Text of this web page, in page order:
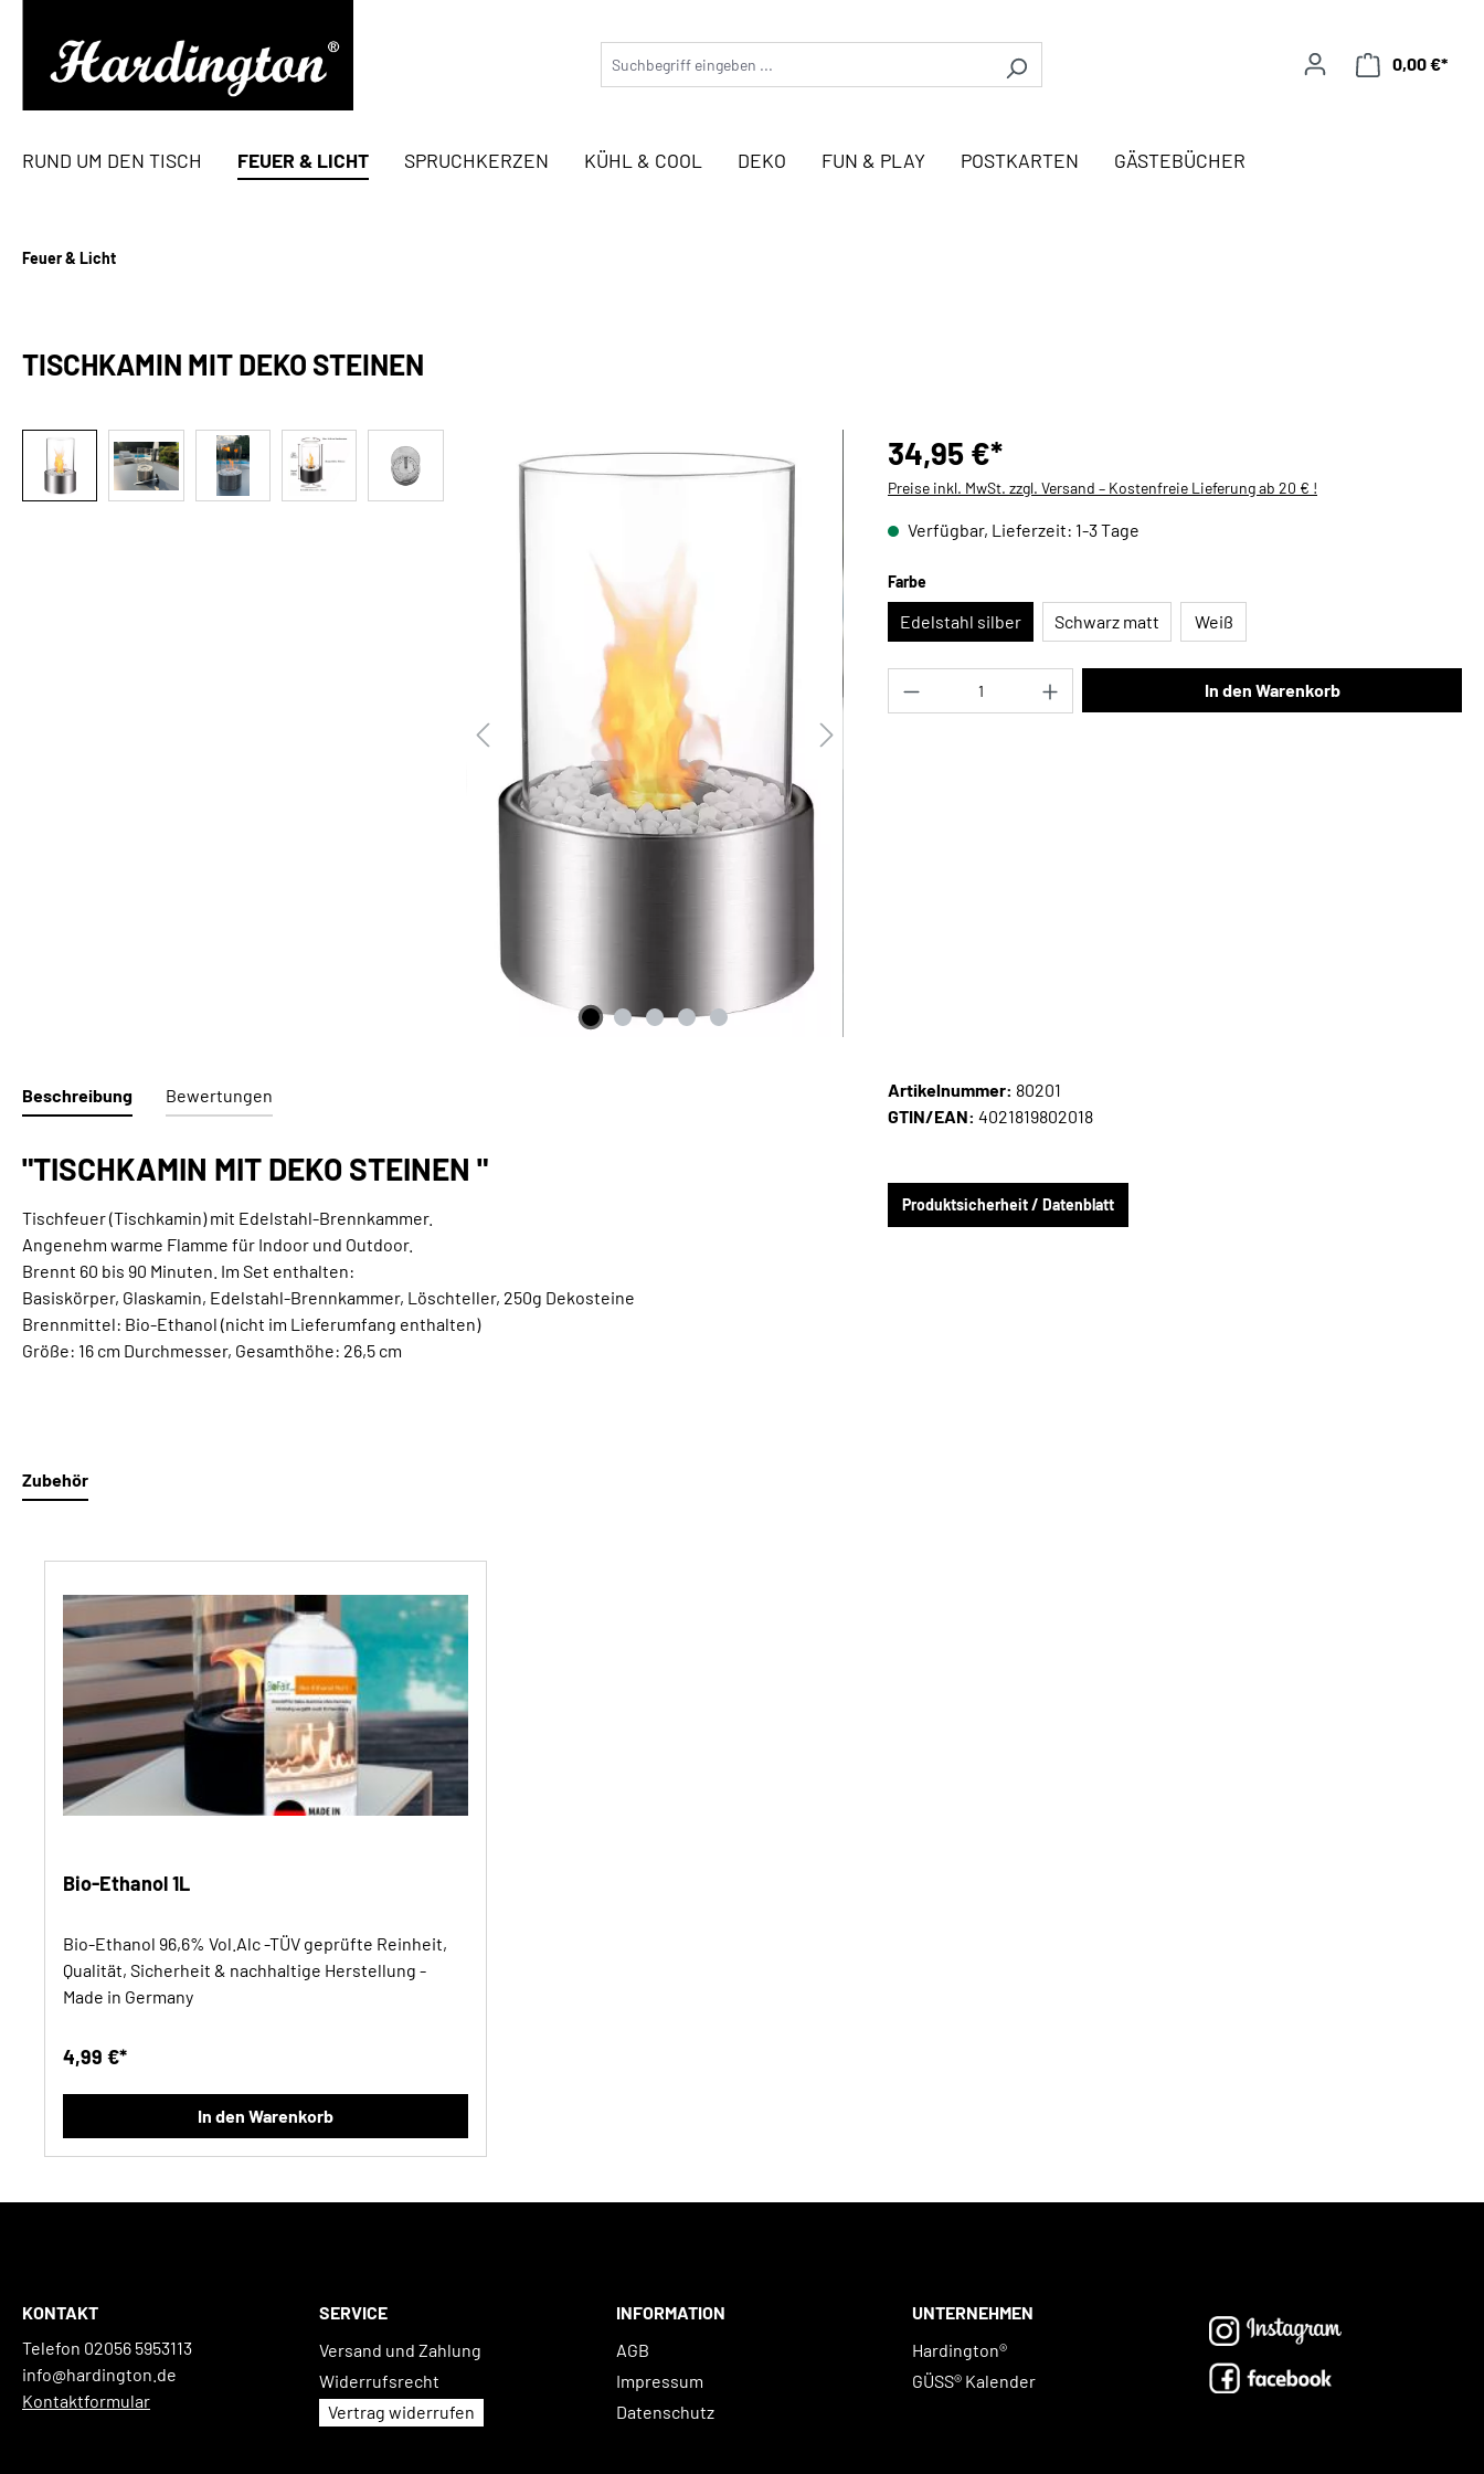
0,00 €*
RUND UM DEN TISCH FEUER & LICHT SPRUCHKERZEN KÜHL & COOL DEKO FUN & PLAY POSTKARTEN GÄSTEBÜCHER
Feuer & Licht
TISCHKAMIN MIT DEKO STEINEN
Bildergalerie überspringen 34,95 €*
Preise inkl. MwSt. zzgl. Versand – Kostenfreie Lieferung ab 20 € !
Verfügbar, Lieferzeit: 1-3 Tage
Farbeauswählen
Edelstahl silber Schwarz matt Weiß
Produkt Anzahl: Gib den gewünschten Wert ein
In den Warenkorb
Beschreibung Bewertungen
"TISCHKAMIN MIT DEKO STEINEN "
Tischfeuer (Tischkamin) mit Edelstahl-Brennkammer.
Angenehm warme Flamme für Indoor und Outdoor.
Brennt 60 bis 90 Minuten. Im Set enthalten:
Basiskörper, Glaskamin, Edelstahl-Brennkammer, Löschteller, 250g Dekosteine
Brennmittel: Bio-Ethanol (nicht im Lieferumfang enthalten)
Größe: 16 cm Durchmesser, Gesamthöhe: 26,5 cm
Artikelnummer: 80201
GTIN/EAN: 4021819802018
Produktsicherheit / Datenblatt
Zubehör
Bio-Ethanol 1L
Bio-Ethanol 96,6% Vol.Alc -TÜV geprüfte Reinheit,
Qualität, Sicherheit & nachhaltige Herstellung -
Made in Germany
4,99 €*
In den Warenkorb
KONTAKT
Telefon 02056 5953113
info@hardington.de
Kontaktformular
SERVICE
Versand und Zahlung
Widerrufsrecht
Vertrag widerrufen
INFORMATION
AGB
Impressum
Datenschutz
UNTERNEHMEN
Hardington®
GÜSS® Kalender